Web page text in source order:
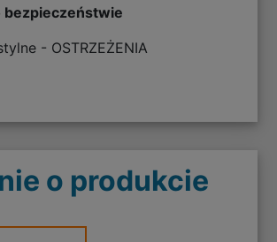
bezpieczeństwie
- OSTRZEŻENIA
o produkcie